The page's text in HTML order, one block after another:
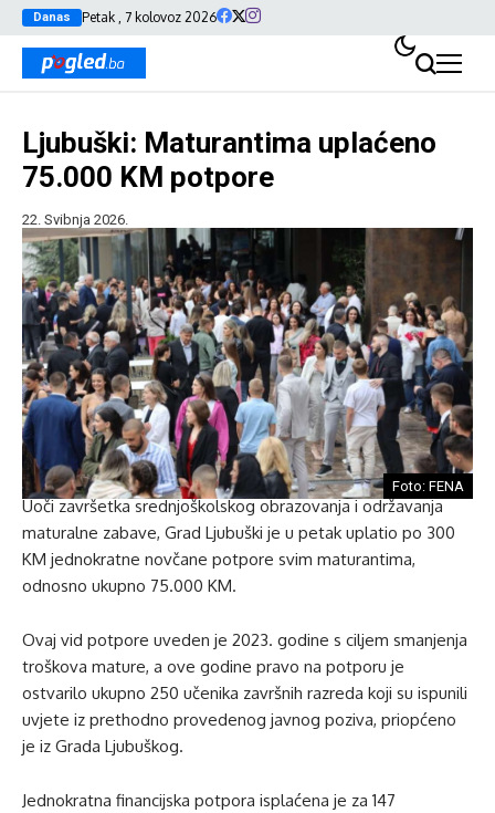
Danas Petak , 7 kolovoz 2026
Ljubuški: Maturantima uplaćeno
75.000 KM potpore
22. Svibnja 2026.
Foto: FENA
Uoči završetka srednjoškolskog obrazovanja i održavanja
maturalne zabave, Grad Ljubuški je u petak uplatio po 300
KM jednokratne novčane potpore svim maturantima,
odnosno ukupno 75.000 KM.
Ovaj vid potpore uveden je 2023. godine s ciljem smanjenja
troškova mature, a ove godine pravo na potporu je
ostvarilo ukupno 250 učenika završnih razreda koji su ispunili
uvjete iz prethodno provedenog javnog poziva, priopćeno
je iz Grada Ljubuškog.
Jednokratna financijska potpora isplaćena je za 147